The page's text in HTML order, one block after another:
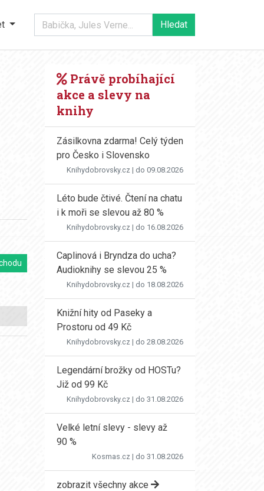
Právě probíhající
akce a slevy na
knihy
Zásilkovna zdarma! Celý týden
pro Česko i Slovensko
Knihydobrovsky.cz | do 09.08.2026
Léto bude čtivé. Čtení na chatu
i k moři se slevou až 80 %
Knihydobrovsky.cz | do 16.08.2026
Caplinová i Bryndza do ucha?
Audioknihy se slevou 25 %
Knihydobrovsky.cz | do 18.08.2026
Knižní hity od Paseky a
Prostoru od 49 Kč
Knihydobrovsky.cz | do 28.08.2026
Legendární brožky od HOSTu?
Již od 99 Kč
Knihydobrovsky.cz | do 31.08.2026
Velké letní slevy - slevy až
90 %
Kosmas.cz | do 31.08.2026
zobrazit všechny akce